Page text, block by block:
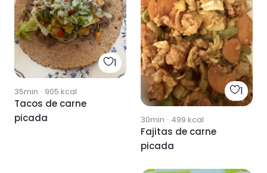
1
35min · 905 kcal
Tacos de carne
picada
1
30min · 499 kcal
Fajitas de carne
picada